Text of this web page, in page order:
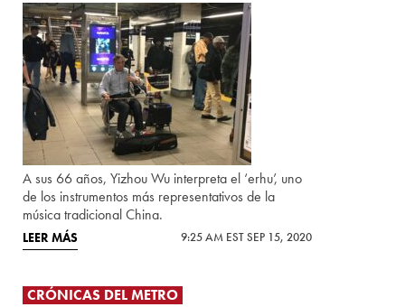
A sus 66 años, Yizhou Wu interpreta el ‘erhu’, uno
de los instrumentos más representativos de la
música tradicional China.
LEER MÁS 9:25 AM EST SEP 15, 2020
CRÓNICAS DEL METRO